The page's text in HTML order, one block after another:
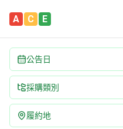
A C E
公告日
採購類別
履約地